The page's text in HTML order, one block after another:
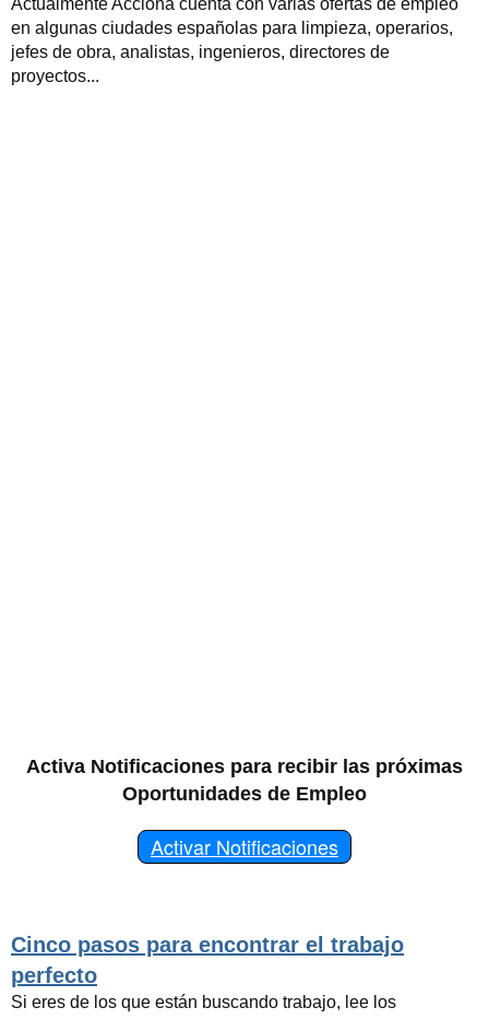
Actualmente Acciona cuenta con varias ofertas de empleo
en algunas ciudades españolas para limpieza, operarios,
jefes de obra, analistas, ingenieros, directores de
proyectos...
Activa Notificaciones para recibir las próximas
Oportunidades de Empleo
Activar Notificaciones
Cinco pasos para encontrar el trabajo
perfecto
Si eres de los que están buscando trabajo, lee los